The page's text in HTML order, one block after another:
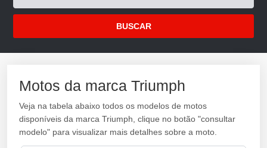
Motos da marca Triumph
Veja na tabela abaixo todos os modelos de motos
disponíveis da marca Triumph, clique no botão "consultar
modelo" para visualizar mais detalhes sobre a moto.